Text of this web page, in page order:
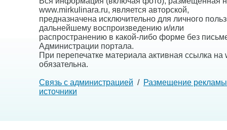
www.mirkulinara.ru, является авторской,
предназначена исключительно для личного
дальнейшему воспроизведению и/или
распространению в какой-либо форме без
Администрации портала.
При перепечатке материала активная ссылка на
обязательна.
Связь с администрацией / Размещение рекламы
источники